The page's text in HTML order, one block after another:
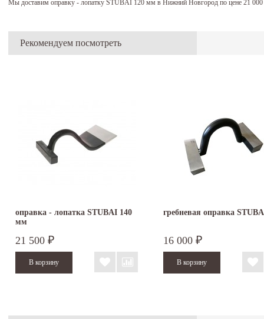
Мы доставим оправку - лопатку STUBAI 120 мм в Нижний Новгород по цене 21 000
Рекомендуем посмотреть
оправка - лопатка STUBAI 140
мм
21 500 ₽
гребневая оправка
16 000 ₽